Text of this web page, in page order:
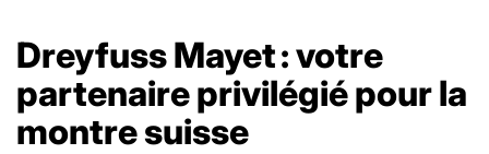
Dreyfuss Mayet : votre
partenaire privilégié pour la
montre suisse